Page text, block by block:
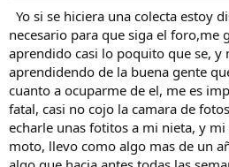
Yo si se hiciera una colecta estoy
necesario para que siga el foro,me
aprendido casi lo poquito que se, y
aprendidendo de la buena gente
cuanto a ocuparme de el, me es
fatal, casi no cojo la camara de
echarle unas fotitos a mi nieta, y
moto, llevo como algo mas de un